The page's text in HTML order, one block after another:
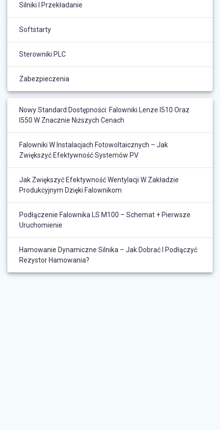
Silniki I Przekładanie
Softstarty
Sterowniki PLC
Zabezpieczenia
Nowy Standard Dostępności: Falowniki Lenze I510 Oraz
I550 W Znacznie Niższych Cenach
Falowniki W Instalacjach Fotowoltaicznych – Jak
Zwiększyć Efektywność Systemów PV
Jak Zwiększyć Efektywność Wentylacji W Zakładzie
Produkcyjnym Dzięki Falownikom
Podłączenie Falownika LS M100 – Schemat + Pierwsze
Uruchomienie
Hamowanie Dynamiczne Silnika – Jak Dobrać I Podłączyć
Rezystor Hamowania?